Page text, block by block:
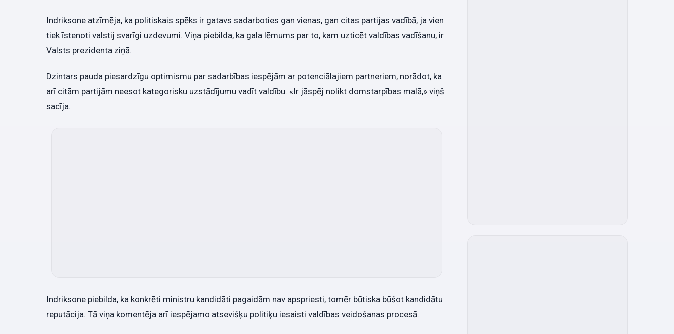
Indriksone atzīmēja, ka politiskais spēks ir gatavs sadarboties gan vienas, gan citas partijas vadībā, ja vien
tiek īstenoti valstij svarīgi uzdevumi. Viņa piebilda, ka gala lēmums par to, kam uzticēt valdības vadīšanu, ir
Valsts prezidenta ziņā.
Dzintars pauda piesardzīgu optimismu par sadarbības iespējām ar potenciālajiem partneriem, norādot, ka
arī citām partijām neesot kategorisku uzstādījumu vadīt valdību. «Ir jāspēj nolikt domstarpības malā,» viņš
sacīja.
Indriksone piebilda, ka konkrēti ministru kandidāti pagaidām nav apspriesti, tomēr būtiska būšot kandidātu
reputācija. Tā viņa komentēja arī iespējamo atsevišķu politiķu iesaisti valdības veidošanas procesā.